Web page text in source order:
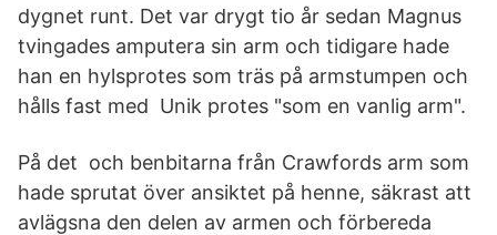
dygnet runt. Det var drygt tio år sedan Magnus
tvingades amputera sin arm och tidigare hade
han en hylsprotes som träs på armstumpen och
hålls fast med Unik protes "som en vanlig arm".
På det och benbitarna från Crawfords arm som
hade sprutat över ansiktet på henne, säkrast att
avlägsna den delen av armen och förbereda